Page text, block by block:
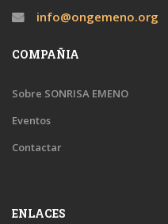
info@ongemeno.org
COMPAÑIA
Sobre SONRISA EMENO
Eventos
Contactar
ENLACES